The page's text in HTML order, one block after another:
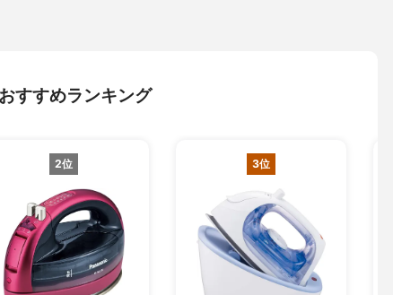
すすめランキング
2位 3位